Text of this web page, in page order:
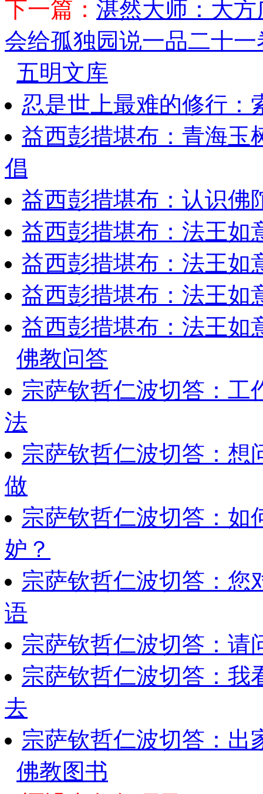
下一篇： 湛然大师：大
会给孤独园说一品二十一
五明文库
忍是世上最难的修行：
益西彭措堪布：青海玉
倡
益西彭措堪布：认识佛
益西彭措堪布：法王如
益西彭措堪布：法王如
益西彭措堪布：法王如
益西彭措堪布：法王如
佛教问答
宗萨钦哲仁波切答：工
法
宗萨钦哲仁波切答：想
做
宗萨钦哲仁波切答：如
妒？
宗萨钦哲仁波切答：您
语
宗萨钦哲仁波切答：请
宗萨钦哲仁波切答：我
去
宗萨钦哲仁波切答：出
佛教图书